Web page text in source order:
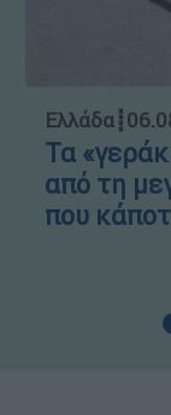
Ελλάδα┋
Τα
από τη
που